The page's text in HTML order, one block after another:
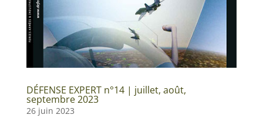
DÉFENSE EXPERT n°14 | juillet, août,
septembre 2023
26 juin 2023